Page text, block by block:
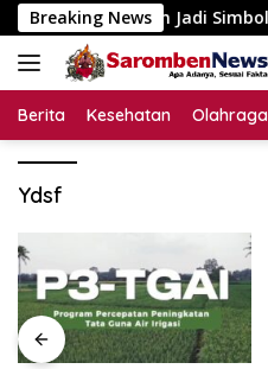
Langsung
ke
konten
Breaking News
Jadi Simbol Persatuan di
Berita Kesehatan Olahraga
Ydsf